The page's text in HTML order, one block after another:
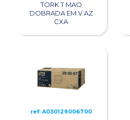
TORK T MAO
DOBRADA EM V AZ
CXA
ref: A030129006700